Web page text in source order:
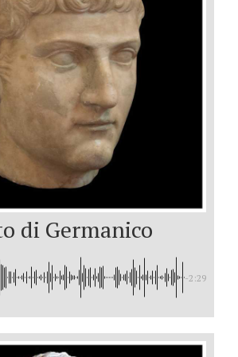
di Germanico
-2:29